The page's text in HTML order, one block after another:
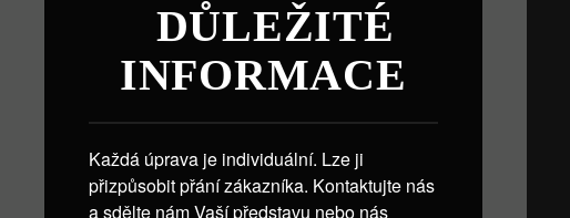
DŮLEŽITÉ
INFORMACE
Každá úprava je individuální. Lze ji
přizpůsobit přání zákazníka. Kontaktujte nás
a sdělte nám Vaší představu nebo nás